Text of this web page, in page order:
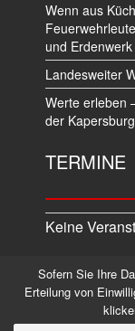
Wenn aus
und Erdenwerk
Landesweiter
Werte erleben
der
TERMINE
Keine
Sofern Sie Ihre
Erteilung von